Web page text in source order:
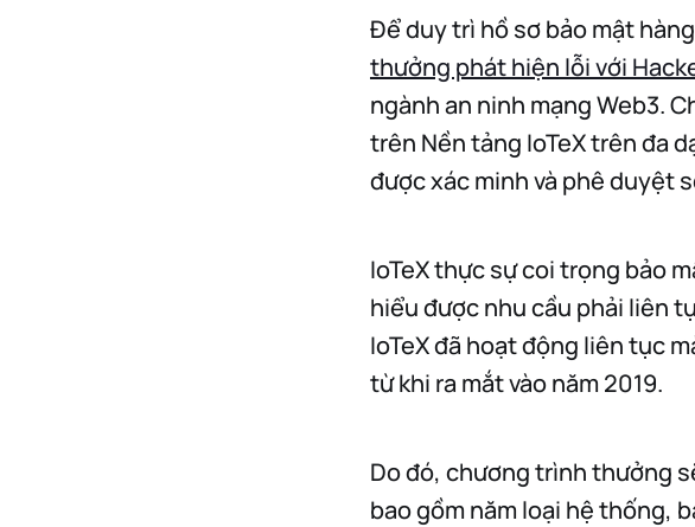
Để duy trì hồ sơ bảo mật
thưởng phát hiện lỗi với
ngành an ninh mạng Web3.
trên Nền tảng IoTeX trên đa
được xác minh và phê duyệt
IoTeX thực sự coi trọng bảo
hiểu được nhu cầu phải liên
IoTeX đã hoạt động liên tục
từ khi ra mắt vào năm 2019.
Do đó, chương trình thưởng
bao gồm năm loại hệ thống,